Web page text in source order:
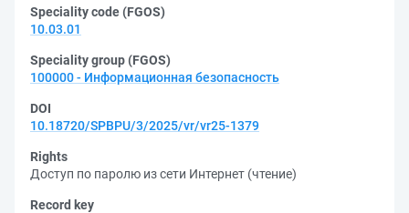
Speciality code (FGOS)
10.03.01
Speciality group (FGOS)
100000 - Информационная безопасность
DOI
10.18720/SPBPU/3/2025/vr/vr25-1379
Rights
Доступ по паролю из сети Интернет (чтение)
Record key